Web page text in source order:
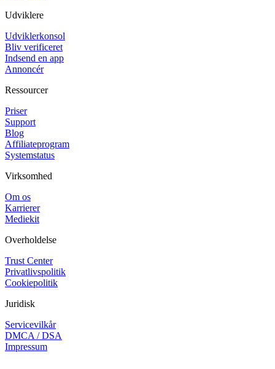
Udviklere
Udviklerkonsol
Bliv verificeret
Indsend en app
Annoncér
Ressourcer
Priser
Support
Blog
Affiliateprogram
Systemstatus
Virksomhed
Om os
Karrierer
Mediekit
Overholdelse
Trust Center
Privatlivspolitik
Cookiepolitik
Juridisk
Servicevilkår
DMCA / DSA
Impressum